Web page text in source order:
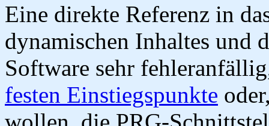
Eine direkte Referenz in
dynamischen Inhaltes und
Software sehr
festen Einstiegspunkte